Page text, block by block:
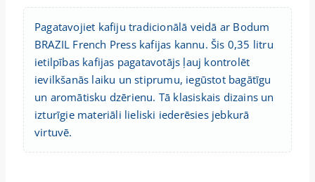
Pagatavojiet kafiju tradicionālā veidā ar Bodum
BRAZIL French Press kafijas kannu. Šis 0,35 litru
ietilpības kafijas pagatavotājs ļauj kontrolēt
ievilkšanās laiku un stiprumu, iegūstot bagātīgu
un aromātisku dzērienu. Tā klasiskais dizains un
izturīgie materiāli lieliski iederēsies jebkurā
virtuvē.